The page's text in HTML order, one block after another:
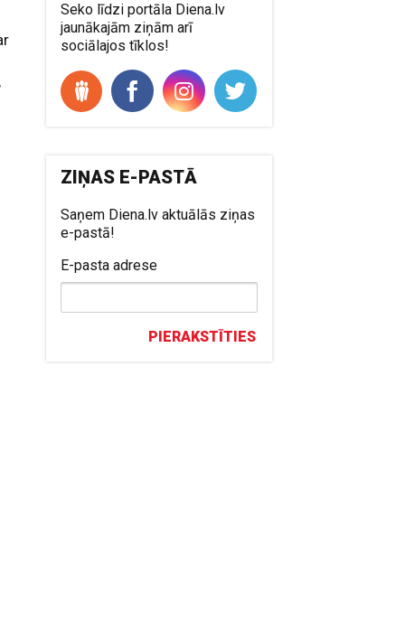
Seko līdzi portāla Diena.lv
jaunākajām ziņām arī
sociālajos tīklos!
ZIŅAS E-PASTĀ
Saņem Diena.lv aktuālās ziņas
e-pastā!
E-pasta adrese
PIERAKSTĪTIES